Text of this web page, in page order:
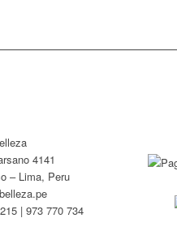
4141
– Lima, Peru
| 973 770 734